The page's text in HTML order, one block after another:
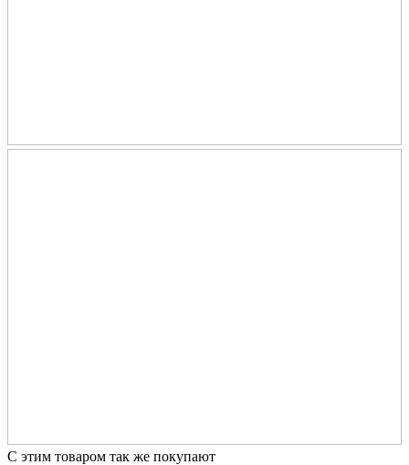
С этим товаром так же покупают